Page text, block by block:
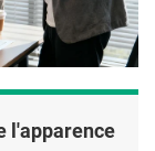
l'apparence